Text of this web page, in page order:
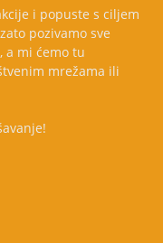
i popuste s ciljem
pozivamo sve
a mi ćemo tu
mrežama ili